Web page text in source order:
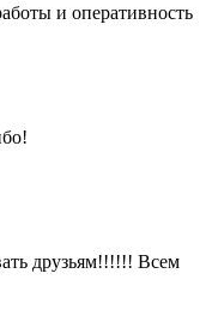
и оперативность
друзьям!!!!!! Всем